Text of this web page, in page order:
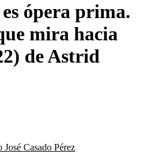
ópera prima.
mira hacia
de Astrid
José Casado Pérez